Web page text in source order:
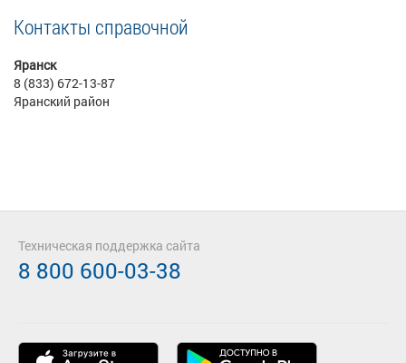
Контакты справочной
Яранск
8 (833) 672-13-87
Яранский район
Техническая поддержка сайта
8 800 600-03-38